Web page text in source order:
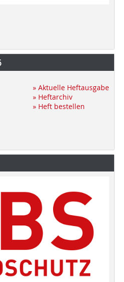
» Aktuelle Heftausgabe
» Heftarchiv
» Heft bestellen